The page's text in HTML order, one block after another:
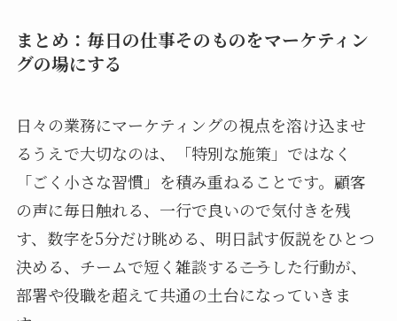
まとめ：毎日の仕事そのものをマーケティン
グの場にする
日々の業務にマーケティングの視点を溶け込ませ
るうえで大切なのは、「特別な施策」ではなく
「ごく小さな習慣」を積み重ねることです。顧客
の声に毎日触れる、一行で良いので気付きを残
す、数字を5分だけ眺める、明日試す仮説をひとつ
決める、チームで短く雑談する――こうした行動が、
部署や役職を超えて共通の土台になっていきま